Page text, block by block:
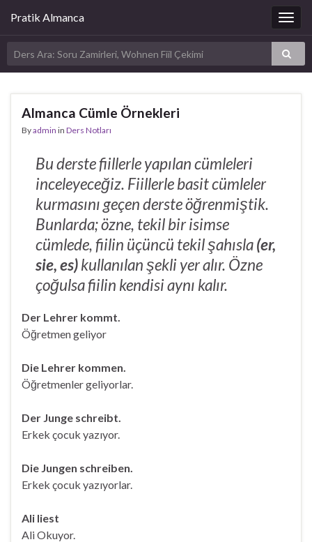
Pratik Almanca
Almanca Cümle Örnekleri
Byadmin in Ders Notları
Bu derste fiillerle yapılan cümleleri
inceleyeceğiz. Fiillerle basit cümleler
kurmasını geçen derste öğrenmiştik.
Bunlarda; özne, tekil bir isimse
cümlede, fiilin üçüncü tekil şahısla(er,
sie, es)kullanılan şekli yer alır. Özne
çoğulsa fiilin kendisi aynı kalır.
Der Lehrer kommt.
Öğretmen geliyor
Die Lehrer kommen.
Öğretmenler geliyorlar.
Der Junge schreibt.
Erkek çocuk yazıyor.
Die Jungen schreiben.
Erkek çocuk yazıyorlar.
Ali liest
Ali Okuyor.